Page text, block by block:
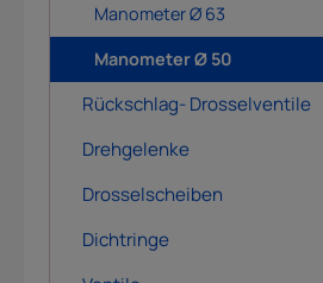
Manometer Ø 63
Manometer Ø 50
Rückschlag- Drosselventile
Drehgelenke
Drosselscheiben
Dichtringe